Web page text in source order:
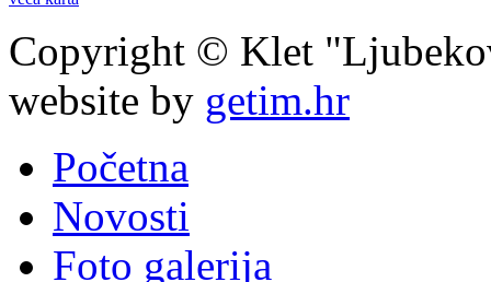
Copyright © Klet
website by getim.hr
Početna
Novosti
Foto galerija